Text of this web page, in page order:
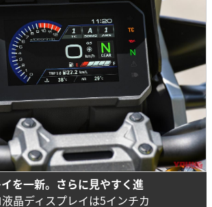
イを一新。さらに見やすく進
晶ディスプレイは5インチカ